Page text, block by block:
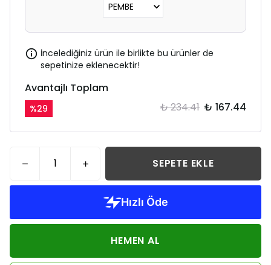
İncelediğiniz ürün ile birlikte bu ürünler de
sepetinize eklenecektir!
Avantajlı Toplam
%29 ₺ 234.41 ₺ 167.44
SEPETE EKLE
HEMEN AL